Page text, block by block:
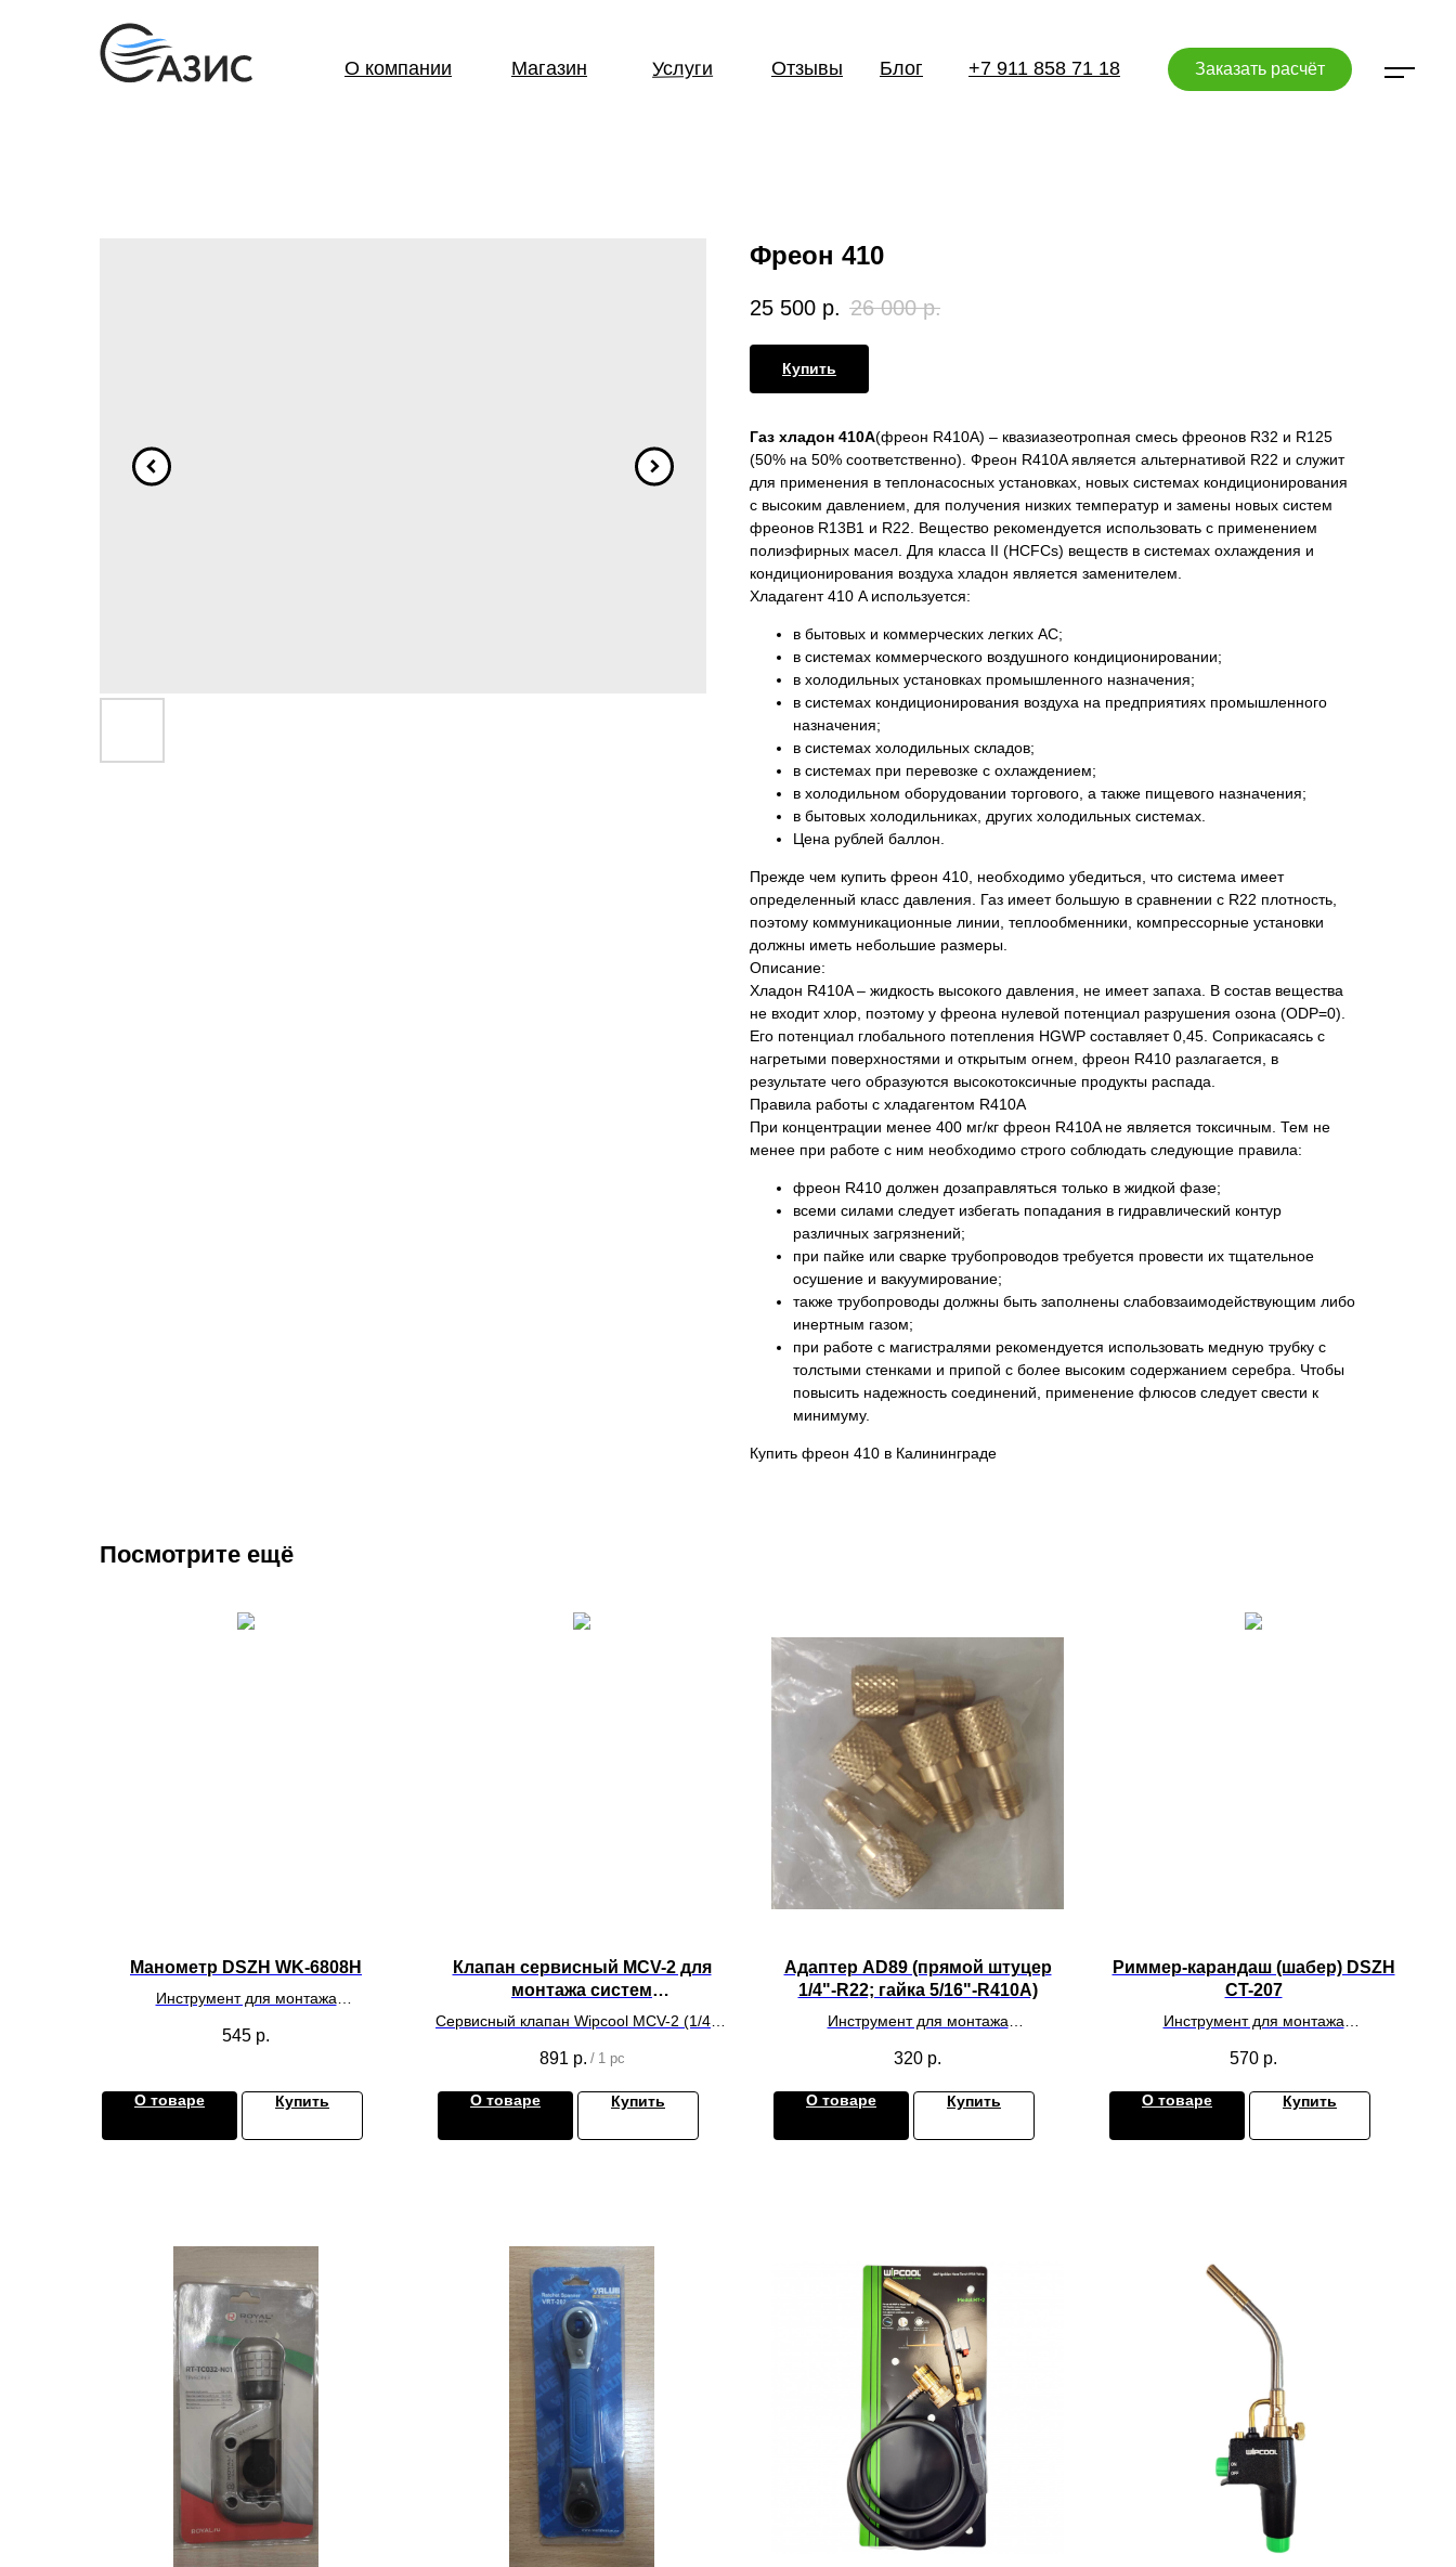
Услуги
О компании +7 911 858 71 18 Заказать расчёт
Отзывы
Магазин Блог
Фреон 410
25 500 р. 26 000 р.
Купить
Газ хладон 410A(фреон R410A) – квазиазеотропная смесь фреонов R32 и R125
(50% на 50% соответственно). Фреон R410A является альтернативой R22 и служит
для применения в теплонасосных установках, новых системах кондиционирования
с высоким давлением, для получения низких температур и замены новых систем
фреонов R13B1 и R22. Вещество рекомендуется использовать с применением
полиэфирных масел. Для класса II (HCFCs) веществ в системах охлаждения и
кондиционирования воздуха хладон является заменителем.
Хладагент 410 A используется:
в бытовых и коммерческих легких AC;
в системах коммерческого воздушного кондиционировании;
в холодильных установках промышленного назначения;
в системах кондиционирования воздуха на предприятиях промышленного
назначения;
в системах холодильных складов;
в системах при перевозке с охлаждением;
в холодильном оборудовании торгового, а также пищевого назначения;
в бытовых холодильниках, других холодильных системах.
Цена рублей баллон.
Прежде чем купить фреон 410, необходимо убедиться, что система имеет
определенный класс давления. Газ имеет большую в сравнении с R22 плотность,
поэтому коммуникационные линии, теплообменники, компрессорные установки
должны иметь небольшие размеры.
Описание:
Хладон R410A – жидкость высокого давления, не имеет запаха. В состав вещества
не входит хлор, поэтому у фреона нулевой потенциал разрушения озона (ODP=0).
Его потенциал глобального потепления HGWP составляет 0,45. Соприкасаясь с
нагретыми поверхностями и открытым огнем, фреон R410 разлагается, в
результате чего образуются высокотоксичные продукты распада.
Правила работы с хладагентом R410A
При концентрации менее 400 мг/кг фреон R410A не является токсичным. Тем не
менее при работе с ним необходимо строго соблюдать следующие правила:
фреон R410 должен дозаправляться только в жидкой фазе;
всеми силами следует избегать попадания в гидравлический контур
различных загрязнений;
при пайке или сварке трубопроводов требуется провести их тщательное
осушение и вакуумирование;
также трубопроводы должны быть заполнены слабовзаимодействующим либо
инертным газом;
при работе с магистралями рекомендуется использовать медную трубку с
толстыми стенками и припой с более высоким содержанием серебра. Чтобы
повысить надежность соединений, применение флюсов следует свести к
минимуму.
Купить фреон 410 в Калининграде
Посмотрите ещё
Манометр DSZH WK-6808H
Инструмент для монтажа
545 р.
О товаре Купить
Клапан сервисный MCV-2 для
монтажа систем
кондиционирования
Сервисный клапан Wipcool MCV-2 (1/4" х
891 р. / 1 pc
О товаре Купить
Адаптер AD89 (прямой штуцер
1/4"-R22; гайка 5/16"-R410A)
Инструмент для монтажа
320 р.
О товаре Купить
Риммер-карандаш (шабер) DSZH
CT-207
Инструмент для монтажа
570 р.
О товаре Купить